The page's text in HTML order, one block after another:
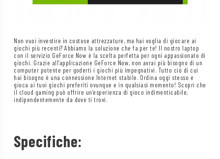
Non vuoi investire in costose attrezzature, ma hai voglia di giocare ai
giochi più recenti? Abbiamo la soluzione che fa per te! Il nostro laptop
con il servizio GeForce Now è la scelta perfetta per ogni appassionato di
giochi. Grazie all’applicazione GeForce Now, non avrai più bisogno di un
computer potente per goderti i giochi più impegnativi. Tutto ciò di cui
hai bisogno è una connessione Internet stabile. Ordina oggi stesso e
gioca ai tuoi giochi preferiti ovunque e in qualsiasi momento! Scopri che
il cloud gaming può offrire un’esperienza di gioco indimenticabile,
indipendentemente da dove ti trovi.
Specifiche: